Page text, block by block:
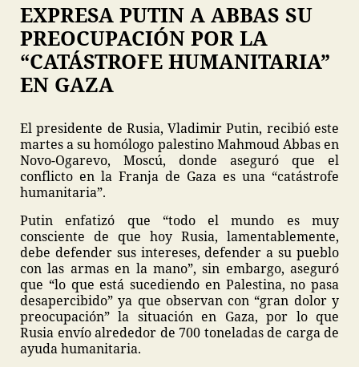
EXPRESA PUTIN A ABBAS SU
PREOCUPACIÓN POR LA
“CATÁSTROFE HUMANITARIA”
EN GAZA
El presidente de Rusia, Vladimir Putin, recibió este
martes a su homólogo palestino Mahmoud Abbas en
Novo-Ogarevo, Moscú, donde aseguró que el
conflicto en la Franja de Gaza es una “catástrofe
humanitaria”.
Putin enfatizó que “todo el mundo es muy
consciente de que hoy Rusia, lamentablemente,
debe defender sus intereses, defender a su pueblo
con las armas en la mano”, sin embargo, aseguró
que “lo que está sucediendo en Palestina, no pasa
desapercibido” ya que observan con “gran dolor y
preocupación” la situación en Gaza, por lo que
Rusia envío alrededor de 700 toneladas de carga de
ayuda humanitaria.